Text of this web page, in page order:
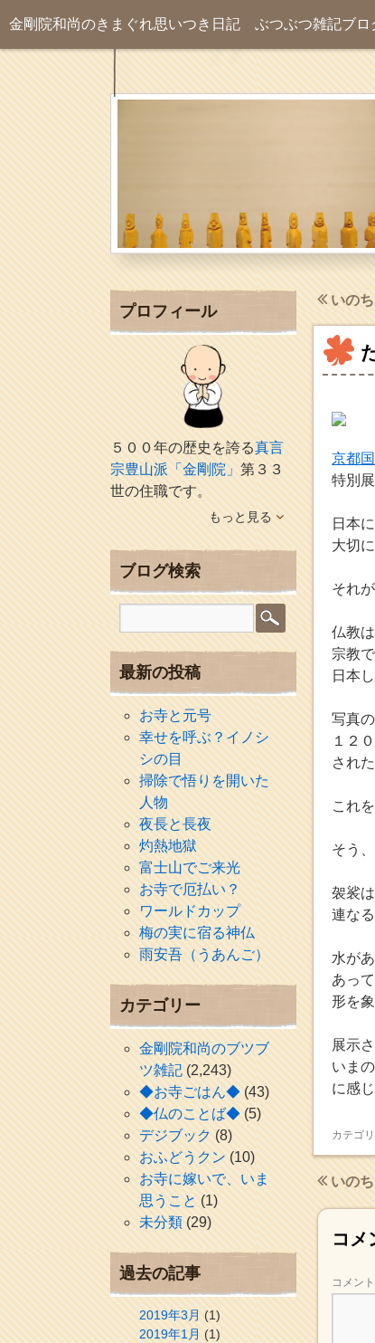
金剛院和尚のきまぐれ思いつき日記 ぶつぶつ雑記ブロ
いのち
京都
特別
日本
大切
それ
仏教
宗教
日本
写真
１２
され
これ
そう
袈裟
連な
水が
あっ
形を
展示
いま
に感
カテゴ
いのち
コメ
コメント
プロフィール
５００年の歴史を誇る真言
宗豊山派「金剛院」第３３
世の住職です。
もっと見る
ブログ検索
最新の投稿
お寺と元号
幸せを呼ぶ？イノシ
シの目
掃除で悟りを開いた
人物
夜長と長夜
灼熱地獄
富士山でご来光
お寺で厄払い？
ワールドカップ
梅の実に宿る神仏
雨安吾（うあんご）
カテゴリー
金剛院和尚のブツブ
ツ雑記(2,243)
◆お寺ごはん◆(43)
◆仏のことば◆(5)
デジブック(8)
おふどうクン(10)
お寺に嫁いで、いま
思うこと(1)
未分類(29)
過去の記事
2019年3月(1)
2019年1月(1)